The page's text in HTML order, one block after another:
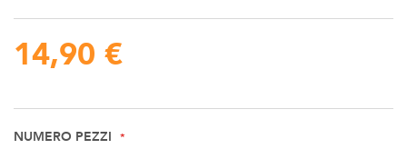
14,90 €
NUMERO PEZZI